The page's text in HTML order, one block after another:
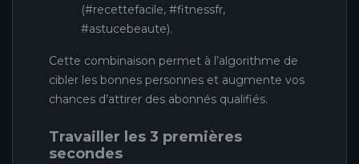
(#recettefacile, #fitnessfr,
#astucebeaute).
Cette combinaison permet à l’algorithme de
cibler les bonnes personnes et augmente vos
chances d’attirer des abonnés qualifiés.
Travailler les 3 premières
secondes